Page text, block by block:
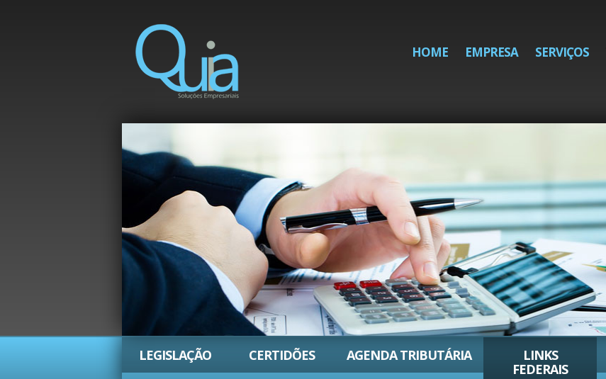
HOME EMPRESA SERVIÇOS
LEGISLAÇÃO CERTIDÕES AGENDA TRIBUTÁRIA
LINKS
FEDERAIS